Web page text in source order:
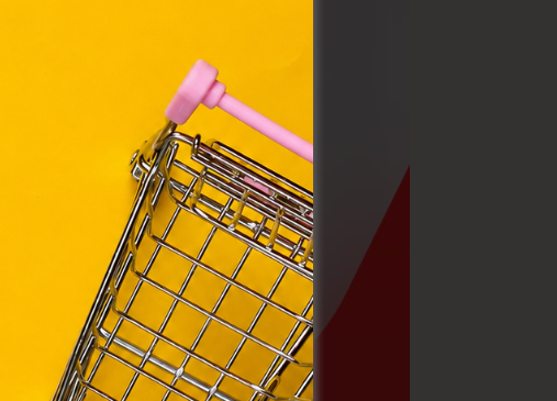
a „sütik"
egyéb
kérniük.